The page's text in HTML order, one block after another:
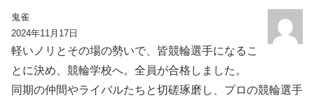
鬼雀
2024年11月17日
軽いノリとその場の勢いで、皆競輪選手になるこ
とに決め、競輪学校へ。全員が合格しました。
同期の仲間やライバルたちと切磋琢磨し、プロの競輪選手